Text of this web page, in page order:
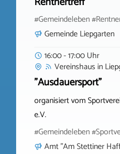
#Gemeindeleben
Gemeinde Liepgarten
16:00 - 17:00 Uhr
Vereinshaus in
"Ausdauersport"
organisiert vom
e.V.
#Gemeindeleben
Amt "Am Stettiner